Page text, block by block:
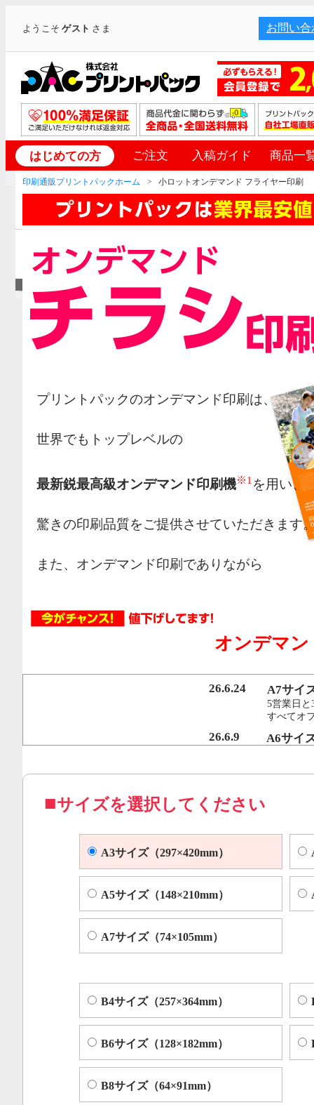
ようこそゲスト さま お問い合
はじめての方 ご注文 入稿ガイド 商品一
印刷通販プリントパックホーム 小ロットオンデマンド フライヤー印刷
プリントパックのオンデマンド印刷は、
世界でもトップレベルの
最新鋭最高級オンデマンド印刷機※1 を用い、
驚きの印刷品質をご提供させていただきます
また、オンデマンド印刷でありながら
行うことで、従来のオンデマンド印刷機より
オフセット印刷に近い品質を実現いたしまし
コピー機やレーザープリンター等によくある色ムラや汚
オンデマン
26.6.24 A7サイ
5営業日と
すべてオ
26.6.9 A6サイ
サイズを選択してください
A3サイズ（297×420mm）
A5サイズ（148×210mm）
A7サイズ（74×105mm）
B4サイズ（257×364mm）
B6サイズ（128×182mm）
B8サイズ（64×91mm）